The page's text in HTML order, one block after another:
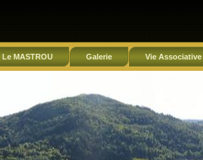
Le MASTROU Galerie Vie Associative